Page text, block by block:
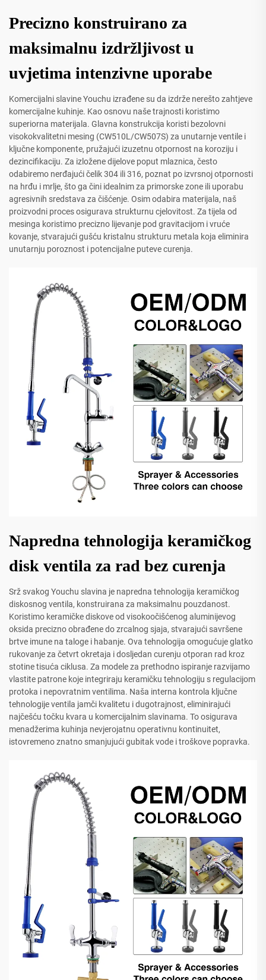
Precizno konstruirano za
maksimalnu izdržljivost u
uvjetima intenzivne uporabe
Komercijalni slavine Youchu izrađene su da izdrže nerešto zahtjeve
komercijalne kuhinje. Kao osnovu naše trajnosti koristimo
superiorna materijala. Glavna konstrukcija koristi bezolovni
visokokvalitetni mesing (CW510L/CW507S) za unutarnje ventile i
ključne komponente, pružajući izuzetnu otpornost na koroziju i
dezincifikaciju. Za izložene dijelove poput mlaznica, često
odabiremo nerđajući čelik 304 ili 316, poznat po izvrsnoj otpornosti
na hrđu i mrlje, što ga čini idealnim za primorske zone ili uporabu
agresivnih sredstava za čišćenje. Osim odabira materijala, naš
proizvodni proces osigurava strukturnu cjelovitost. Za tijela od
mesinga koristimo precizno lijevanje pod gravitacijom i vruće
kovanje, stvarajući gušću kristalnu strukturu metala koja eliminira
unutarnju poroznost i potencijalne puteve curenja.
Napredna tehnologija keramičkog
disk ventila za rad bez curenja
Srž svakog Youchu slavina je napredna tehnologija keramičkog
diskosnog ventila, konstruirana za maksimalnu pouzdanost.
Koristimo keramičke diskove od visokoočišćenog aluminijevog
oksida precizno obrađene do zrcalnog sjaja, stvarajući savršene
brtve imune na taloge i habanje. Ova tehnologija omogućuje glatko
rukovanje za četvrt okretaja i dosljedan curenju otporan rad kroz
stotine tisuća ciklusa. Za modele za prethodno ispiranje razvijamo
vlastite patrone koje integriraju keramičku tehnologiju s regulacijom
protoka i nepovratnim ventilima. Naša interna kontrola ključne
tehnologije ventila jamči kvalitetu i dugotrajnost, eliminirajući
najčešću točku kvara u komercijalnim slavinama. To osigurava
menadžerima kuhinja nevjerojatnu operativnu kontinuitet,
istovremeno znatno smanjujući gubitak vode i troškove popravka.